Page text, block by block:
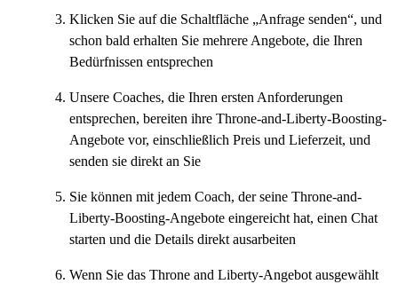
Klicken Sie auf die Schaltfläche „Anfrage senden“, und
schon bald erhalten Sie mehrere Angebote, die Ihren
Bedürfnissen entsprechen
Unsere Coaches, die Ihren ersten Anforderungen
entsprechen, bereiten ihre Throne-and-Liberty-Boosting-
Angebote vor, einschließlich Preis und Lieferzeit, und
senden sie direkt an Sie
Sie können mit jedem Coach, der seine Throne-and-
Liberty-Boosting-Angebote eingereicht hat, einen Chat
starten und die Details direkt ausarbeiten
Wenn Sie das Throne and Liberty-Angebot ausgewählt